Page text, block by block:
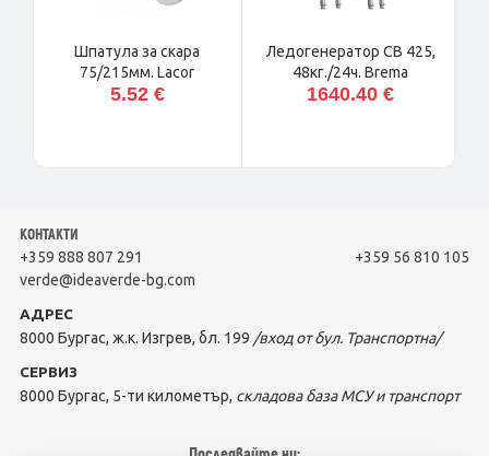
Шпатула за скара
75/215мм. Lacor
5.52 €
Ледогенератор CB 425,
48кг./24ч. Brema
1640.40 €
КОНТАКТИ
+359 888 807 291
+359 56 810 105
verde@ideaverde-bg.com
АДРЕС
8000 Бургас, ж.к. Изгрев, бл. 199 /вход от бул. Транспортна/
СЕРВИЗ
8000 Бургас, 5-ти километър, складова база МСУ и транспорт